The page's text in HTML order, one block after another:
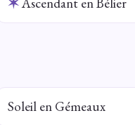
Soleil en Gémeaux